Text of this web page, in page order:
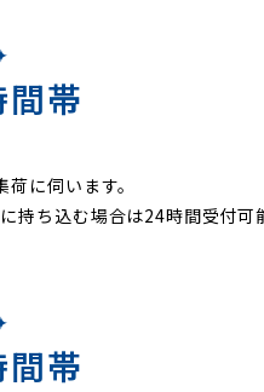
帯
に伺います。
持ち込む場合は24時間受付可
帯